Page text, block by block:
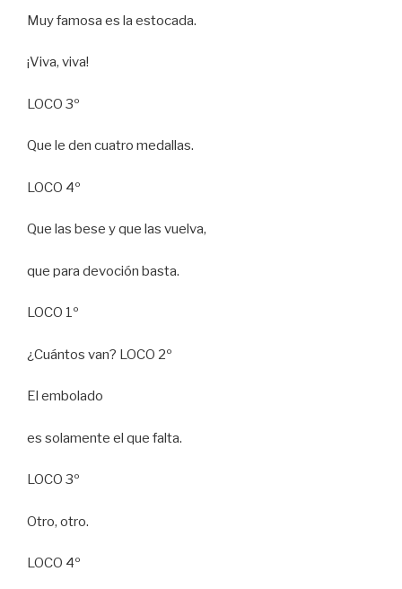
Muy famosa es la estocada.
¡Viva, viva!
LOCO 3º
Que le den cuatro medallas.
LOCO 4º
Que las bese y que las vuelva,
que para devoción basta.
LOCO 1º
¿Cuántos van? LOCO 2º
El embolado
es solamente el que falta.
LOCO 3º
Otro, otro.
LOCO 4º